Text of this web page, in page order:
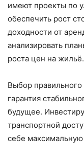
имеют проекты по
обеспечить рост
доходности от
анализировать
роста цен на жильё.
Выбор правильного
гарантия
будущее.
транспортной
себе